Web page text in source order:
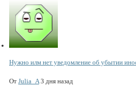
Нужно илм нет уведомление об убытии
От Julia_A 3 дня назад